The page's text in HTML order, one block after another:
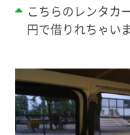
こちらのレンタカ
円で借りれちゃい